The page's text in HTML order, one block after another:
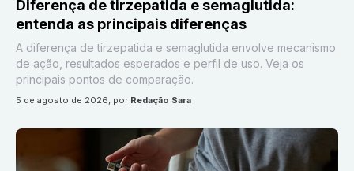
Diferença de tirzepatida e semaglutida:
entenda as principais diferenças
A diferença de tirzepatida e semaglutida envolve mecanismo
de ação, resultados esperados e perfil de uso. Veja os
principais pontos de comparação.
5 de agosto de 2026, por Redação Sara